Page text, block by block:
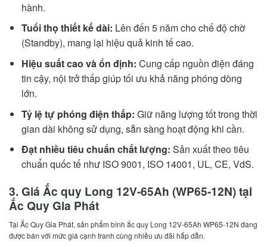
hành.
Tuổi thọ thiết kế dài: Lên đến 5 năm cho chế độ chờ
(Standby), mang lại hiệu quả kinh tế cao.
Hiệu suất cao và ổn định: Cung cấp nguồn điện đáng
tin cậy, nội trở thấp giúp tối ưu khả năng phóng dòng
lớn.
Tỷ lệ tự phóng điện thấp: Giữ năng lượng tốt trong thời
gian dài không sử dụng, sẵn sàng hoạt động khi cần.
Đạt nhiều tiêu chuẩn chất lượng: Sản xuất theo tiêu
chuẩn quốc tế như ISO 9001, ISO 14001, UL, CE, VdS.
3. Giá Ắc quy Long 12V-65Ah (WP65-12N) tại
Ắc Quy Gia Phát
Tại Ắc Quy Gia Phát, sản phẩm bình ắc quy Long 12V-65Ah WP65-12N đang
được bán với mức giá cạnh tranh cùng nhiều ưu đãi hấp dẫn.